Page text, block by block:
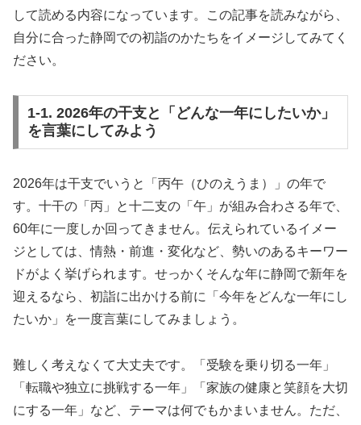
して読める内容になっています。この記事を読みながら、
自分に合った静岡での初詣のかたちをイメージしてみてく
ださい。
1-1. 2026年の干支と「どんな一年にしたいか」
を言葉にしてみよう
2026年は干支でいうと「丙午（ひのえうま）」の年で
す。十干の「丙」と十二支の「午」が組み合わさる年で、
60年に一度しか回ってきません。伝えられているイメー
ジとしては、情熱・前進・変化など、勢いのあるキーワー
ドがよく挙げられます。せっかくそんな年に静岡で新年を
迎えるなら、初詣に出かける前に「今年をどんな一年にし
たいか」を一度言葉にしてみましょう。
難しく考えなくて大丈夫です。「受験を乗り切る一年」
「転職や独立に挑戦する一年」「家族の健康と笑顔を大切
にする一年」など、テーマは何でもかまいません。ただ、